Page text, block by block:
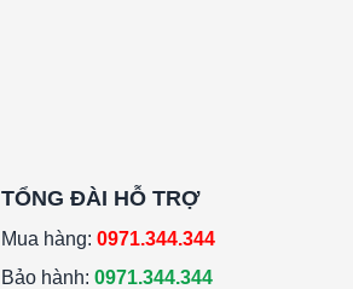
TỔNG ĐÀI HỖ TRỢ
Mua hàng: 0971.344.344
Bảo hành: 0971.344.344